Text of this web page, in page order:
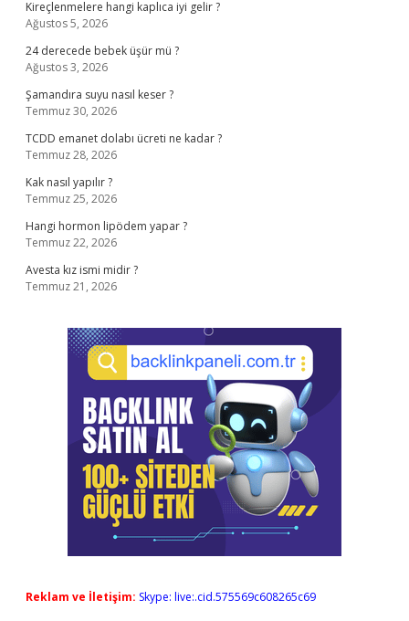
Kireçlenmelere hangi kaplıca iyi gelir ?
Ağustos 5, 2026
24 derecede bebek üşür mü ?
Ağustos 3, 2026
Şamandıra suyu nasıl keser ?
Temmuz 30, 2026
TCDD emanet dolabı ücreti ne kadar ?
Temmuz 28, 2026
Kak nasıl yapılır ?
Temmuz 25, 2026
Hangi hormon lipödem yapar ?
Temmuz 22, 2026
Avesta kız ismi midir ?
Temmuz 21, 2026
Reklam ve İletişim: Skype: live:.cid.575569c608265c69